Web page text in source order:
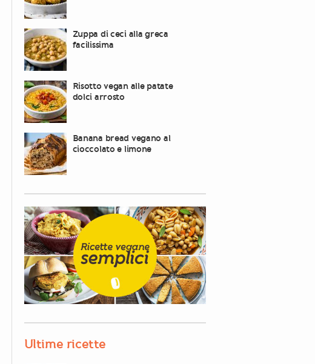
Zuppa di ceci alla greca
facilissima
Risotto vegan alle patate
dolci arrosto
Banana bread vegano al
cioccolato e limone
Ultime ricette